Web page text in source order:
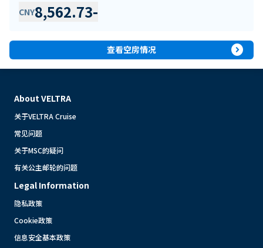
CNY8,562.73-
查看空房情况 expand_circle_right
About VELTRA
关于VELTRA Cruise
常见问题
关于MSC的疑问
有关公主邮轮的问题
Legal Information
隐私政策
Cookie政策
信息安全基本政策